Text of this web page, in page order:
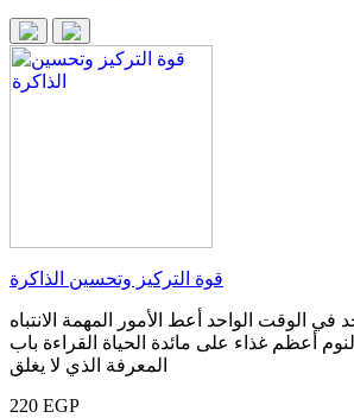
قوة التركيز وتحسين الذاكرة
الوقت الواحد أعط الأمور المهمة الانتباه
أعظم غذاء على مائدة الحياة القراءة باب
المعرفة الذي لا يغلق
220 EGP